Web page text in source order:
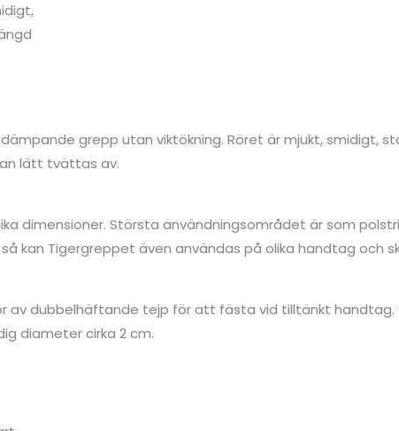
grepp utan viktökning. Röret är mjukt, smidigt,
lätt tvättas av.
dimensioner. Största användningsområdet är som
kan Tigergreppet även användas på olika handtag och
av dubbelhäftande tejp för att fästa vid tilltänkt handtag.
diameter cirka 2 cm.